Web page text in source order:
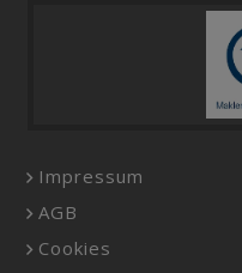
Impressum
AGB
Cookies